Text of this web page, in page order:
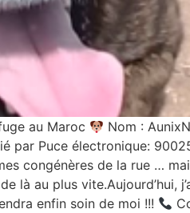
au Maroc
Nom :
par Puce électronique:
congénères de la rue …
là au plus vite.Aujourd’hui,
enfin soin de moi !!!